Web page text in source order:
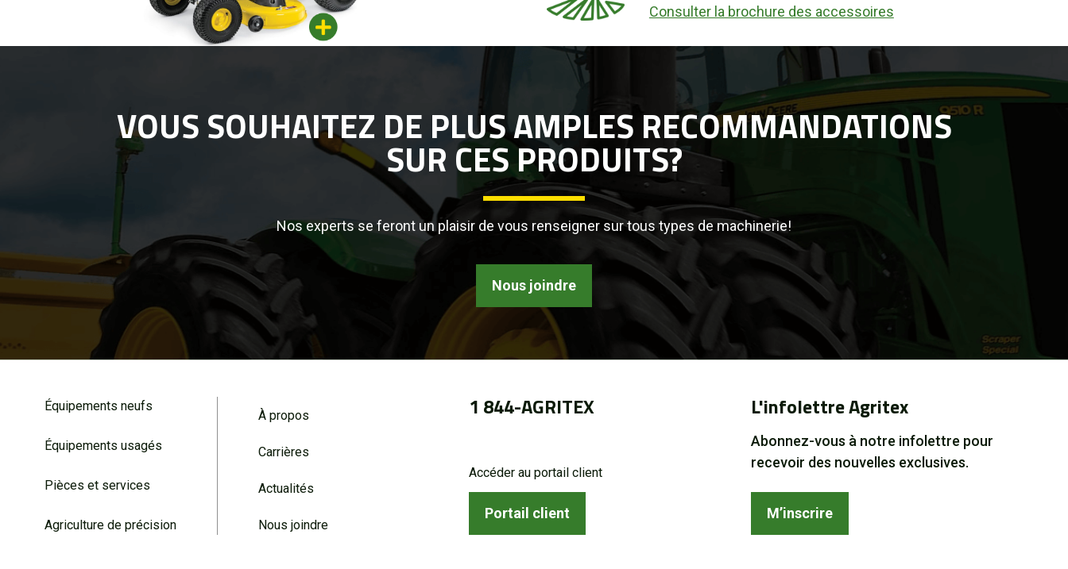
Consulter la brochure des accessoires
VOUS SOUHAITEZ DE PLUS AMPLES RECOMMANDATIONS
SUR CES PRODUITS?
Nos experts se feront un plaisir de vous renseigner sur tous types de machinerie!
Nous joindre
Équipements neufs
Équipements usagés
Pièces et services
Agriculture de précision
À propos
Carrières
Actualités
Nous joindre
1 844-AGRITEX
Accéder au portail client
Portail client
L'infolettre Agritex
Abonnez-vous à notre infolettre pour
recevoir des nouvelles exclusives.
M’inscrire